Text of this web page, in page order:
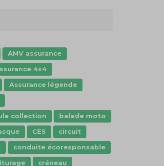
AMV assurance
4x4
Assurance légende
collection
balade moto
CES
circuit
conduite écoresponsable
créneau